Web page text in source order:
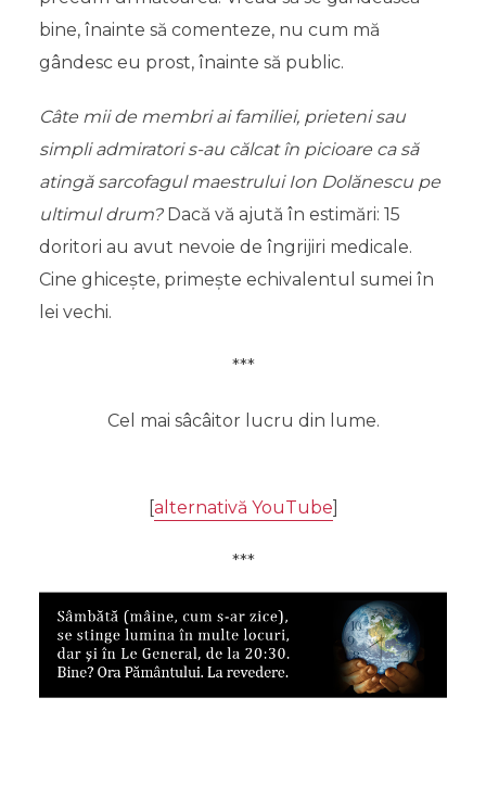
bine, înainte să comenteze, nu cum mă
gândesc eu prost, înainte să public.
Câte mii de membri ai familiei, prieteni sau
simpli admiratori s-au călcat în picioare ca să
atingă sarcofagul maestrului Ion Dolănescu pe
ultimul drum? Dacă vă ajută în estimări: 15
doritori au avut nevoie de îngrijiri medicale.
Cine ghicește, primește echivalentul sumei în
lei vechi.
***
Cel mai sâcâitor lucru din lume.
[alternativă YouTube]
***